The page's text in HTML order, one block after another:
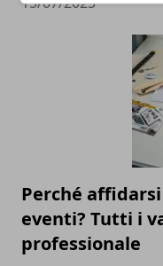
Perché
eventi? Tutti i
professionale